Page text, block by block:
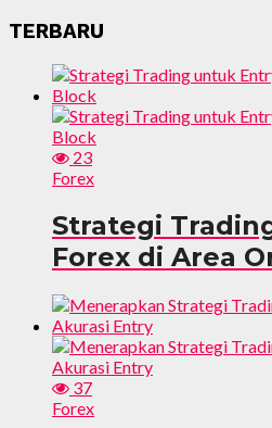
TERBARU
23
Forex
Strategi
Forex di Area
37
Forex